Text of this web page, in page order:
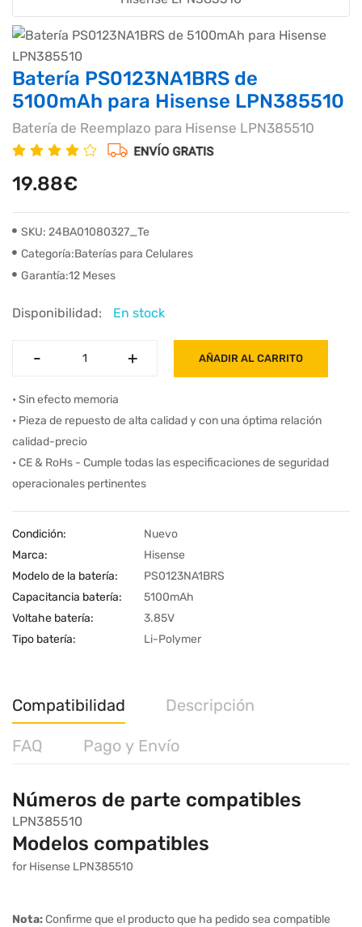
Batería PS0123NA1BRS de
5100mAh para Hisense LPN385510
Batería de Reemplazo para Hisense LPN385510
19.88€
SKU: 24BA01080327_Te
Categoría:Baterías para Celulares
Garantía:12 Meses
Disponibilidad: En stock
- +
- + AÑADIR AL CARRITO
• Sin efecto memoria
• Pieza de repuesto de alta calidad y con una óptima relación
calidad-precio
• CE & RoHs - Cumple todas las especificaciones de seguridad
operacionales pertinentes
Condición:
Nuevo
Marca:
Hisense
Modelo de la batería:
PS0123NA1BRS
Capacitancia batería:
5100mAh
Voltahe batería:
3.85V
Tipo batería:
Li-Polymer
Compatibilidad Descripción
FAQ Pago y Envío
Números de parte compatibles
LPN385510
Modelos compatibles
for Hisense LPN385510
Nota:Confirme que el producto que ha pedido sea compatible